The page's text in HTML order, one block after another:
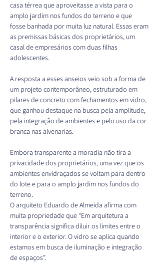
casa térrea que aproveitasse a vista para o
amplo jardim nos fundos do terreno e que
fosse banhada por muita luz natural. Essas eram
as premissas básicas dos proprietários, um
casal de empresários com duas filhas
adolescentes.
A resposta a esses anseios veio sob a forma de
um projeto contemporâneo, estruturado em
pilares de concreto com fechamentos em vidro,
que ganhou destaque na busca pela amplitude,
pela integração de ambientes e pelo uso da cor
branca nas alvenarias.
Embora transparente a moradia não tira a
privacidade dos proprietários, uma vez que os
ambientes envidraçados se voltam para dentro
do lote e para o amplo jardim nos fundos do
terreno.
O arquiteto Eduardo de Almeida afirma com
muita propriedade que “Em arquitetura a
transparência significa diluir os limites entre o
interior e o exterior. O vidro se aplica quando
estamos em busca de iluminação e integração
de espaços”.